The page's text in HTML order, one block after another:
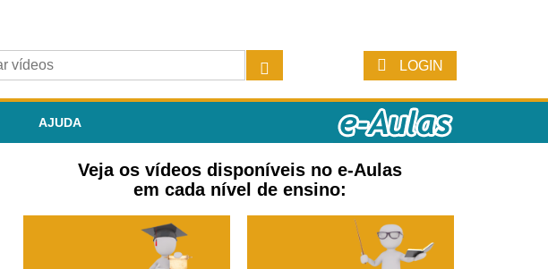
LOGIN
AJUDA
Veja os vídeos disponíveis no e-Aulas
em cada nível de ensino: